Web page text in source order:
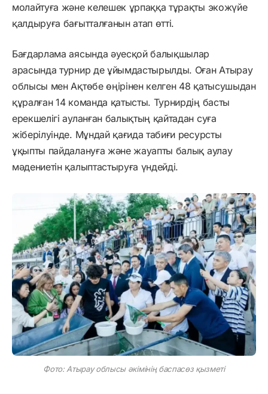
молайтуға және келешек ұрпаққа тұрақты экожүйе
қалдыруға бағытталғанын атап өтті.
Бағдарлама аясында әуесқой балықшылар
арасында турнир де ұйымдастырылды. Оған Атырау
облысы мен Ақтөбе өңірінен келген 48 қатысушыдан
құралған 14 команда қатысты. Турнирдің басты
ерекшелігі ауланған балықтың қайтадан суға
жіберілуінде. Мұндай қағида табиғи ресурсты
ұқыпты пайдалануға және жауапты балық аулау
мәдениетін қалыптастыруға үндейді.
Фото: Атырау облысы әкімінің баспасөз қызметі